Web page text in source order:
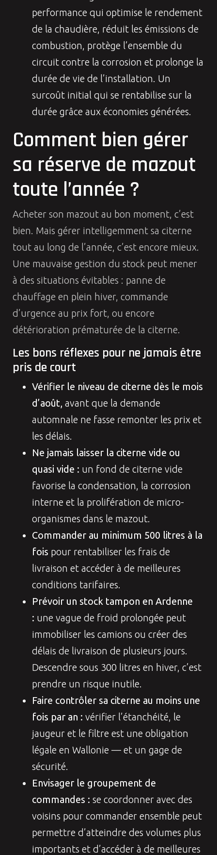
performance qui optimise le rendement
de la chaudière, réduit les émissions de
combustion, protège l’ensemble du
circuit contre la corrosion et prolonge la
durée de vie de l’installation. Un
surcoût initial qui se rentabilise sur la
durée grâce aux économies générées.
Comment bien gérer
sa réserve de mazout
toute l’année ?
Acheter son mazout au bon moment, c’est
bien. Mais gérer intelligemment sa citerne
tout au long de l’année, c’est encore mieux.
Une mauvaise gestion du stock peut mener
à des situations évitables : panne de
chauffage en plein hiver, commande
d’urgence au prix fort, ou encore
détérioration prématurée de la citerne.
Les bons réflexes pour ne jamais être
pris de court
Vérifier le niveau de citerne dès le mois
d’août, avant que la demande
automnale ne fasse remonter les prix et
les délais.
Ne jamais laisser la citerne vide ou
quasi vide : un fond de citerne vide
favorise la condensation, la corrosion
interne et la prolifération de micro-
organismes dans le mazout.
Commander au minimum 500 litres à la
fois pour rentabiliser les frais de
livraison et accéder à de meilleures
conditions tarifaires.
Prévoir un stock tampon en Ardenne
: une vague de froid prolongée peut
immobiliser les camions ou créer des
délais de livraison de plusieurs jours.
Descendre sous 300 litres en hiver, c’est
prendre un risque inutile.
Faire contrôler sa citerne au moins une
fois par an : vérifier l’étanchéité, le
jaugeur et le filtre est une obligation
légale en Wallonie — et un gage de
sécurité.
Envisager le groupement de
commandes : se coordonner avec des
voisins pour commander ensemble peut
permettre d’atteindre des volumes plus
importants et d’accéder à de meilleures